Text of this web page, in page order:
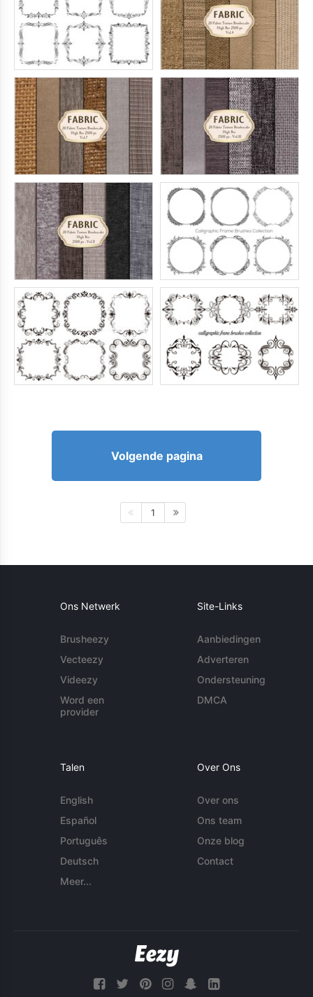
Volgende pagina
1
Ons Netwerk
Brusheezy
Vecteezy
Videezy
Word een
provider
Site-Links
Aanbiedingen
Adverteren
Ondersteuning
DMCA
Talen
English
Español
Português
Deutsch
Meer...
Over Ons
Over ons
Ons team
Onze blog
Contact